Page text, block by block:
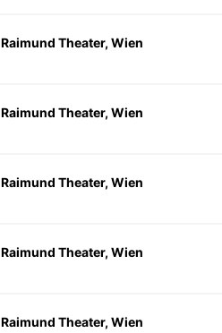
Raimund Theater, Wien
Raimund Theater, Wien
Raimund Theater, Wien
Raimund Theater, Wien
Raimund Theater, Wien